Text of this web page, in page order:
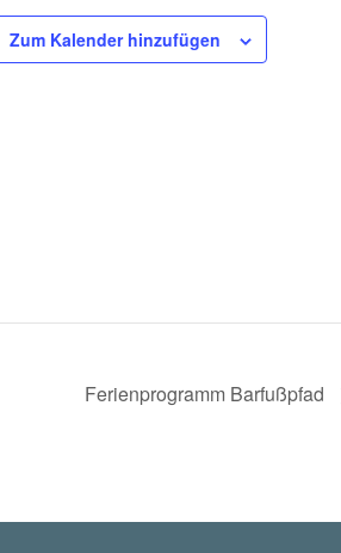
Zum Kalender hinzufügen
Ferienprogramm Barfußpfad